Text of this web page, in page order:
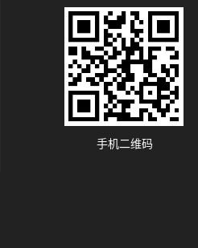
手机二维码